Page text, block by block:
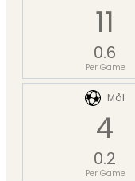
11
0.6
Per Game
Mål
4
0.2
Per Game